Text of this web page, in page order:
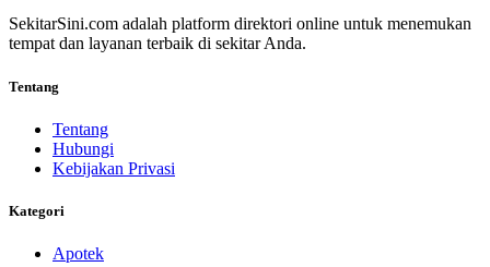
SekitarSini.com adalah platform direktori online untuk menemukan
tempat dan layanan terbaik di sekitar Anda.
Tentang
Tentang
Hubungi
Kebijakan Privasi
Kategori
Apotek